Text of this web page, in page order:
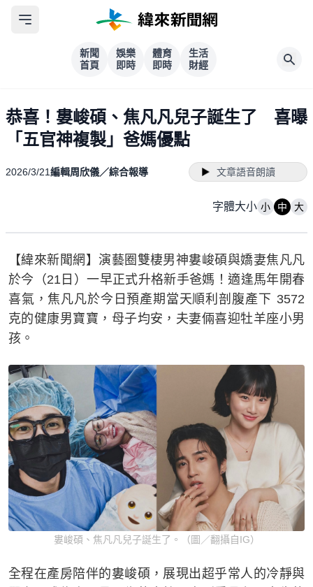
新聞
首頁
娛樂
即時
體育
即時
生活
財經
恭喜！婁峻碩、焦凡凡兒子誕生了 喜曝
「五官神複製」爸媽優點
2026/3/21編輯周欣儀／綜合報導 文章語音朗讀
字體大小 小 中 大
【緯來新聞網】演藝圈雙棲男神婁峻碩與嬌妻焦凡凡
於今（21日）一早正式升格新手爸媽！適逢馬年開春
喜氣，焦凡凡於今日預產期當天順利剖腹產下 3572
克的健康男寶寶，母子均安，夫妻倆喜迎牡羊座小男
孩。
婁峻碩、焦凡凡兒子誕生了。（圖／翻攝自IG）
全程在產房陪伴的婁峻碩，展現出超乎常人的冷靜與